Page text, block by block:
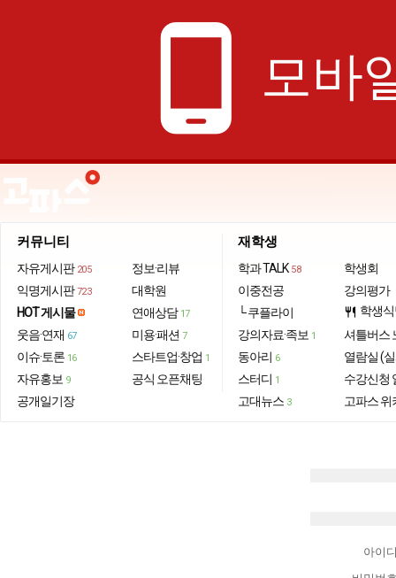
phone_android 모바
커뮤니티
자유게시판 205
익명게시판 723
HOT 게시물
웃음·연재 67
이슈·토론 16
자유홍보 9
공개일기장
정보·리뷰
대학원
연애상담 17
미용·패션 7
스타트업·창업 1
공식 오픈채팅
재학생
학과 TALK 58
이중전공
└ 쿠플라이
강의자료·족보 1
동아리 6
스터디 1
고대뉴스 3
학생회
강의평가
restaurant 학생
셔틀버스
열람실 (
수강신청
고파스 위
아이